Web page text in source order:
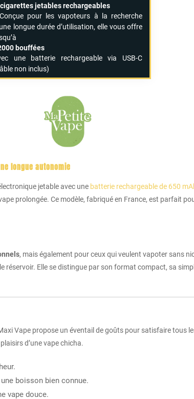
jetables rechargeables
pour les vapoteurs à la recherche
longue durée d’utilisation, elle vous offre
bouffées
une batterie rechargeable via USB-C
non inclus)
longue autonomie
jetable avec une batterie rechargeable de 650
prolongée. Ce modèle, fabriqué en France, est parfait
, mais également pour ceux qui veulent vapoter sans
réservoir. Elle se distingue par son format compact, sa
Vape propose un éventail de goûts pour satisfaire tous
d’une vape chicha.
boisson bien connue.
vape douce.